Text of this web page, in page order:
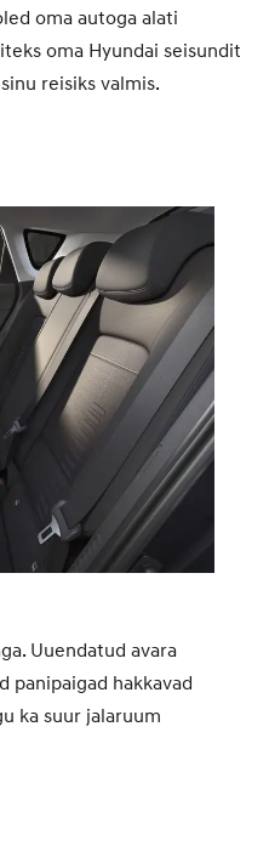
oma autoga alati
oma Hyundai seisundit
reisiks valmis.
Uuendatud avara
panipaigad hakkavad
ka suur jalaruum